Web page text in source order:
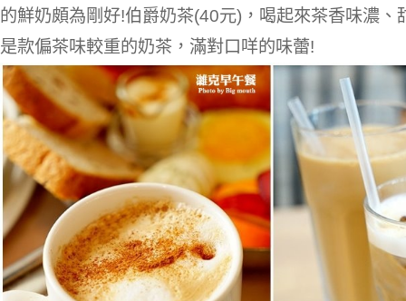
的鮮奶頗為剛好!伯爵奶茶(40元)，喝起來茶香味濃、
是款偏茶味較重的奶茶，滿對口咩的味蕾!